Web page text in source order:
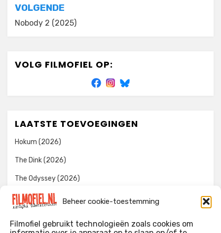
Beheer cookie-toestemming
Filmofiel gebruikt technologieën zoals cookies om
VOLGENDE
Nobody 2 (2025)
VOLG FILMOFIEL OP:
LAATSTE TOEVOEGINGEN
Hokum (2026)
The Dink (2026)
The Odyssey (2026)
Evil Dead Burn (2026)